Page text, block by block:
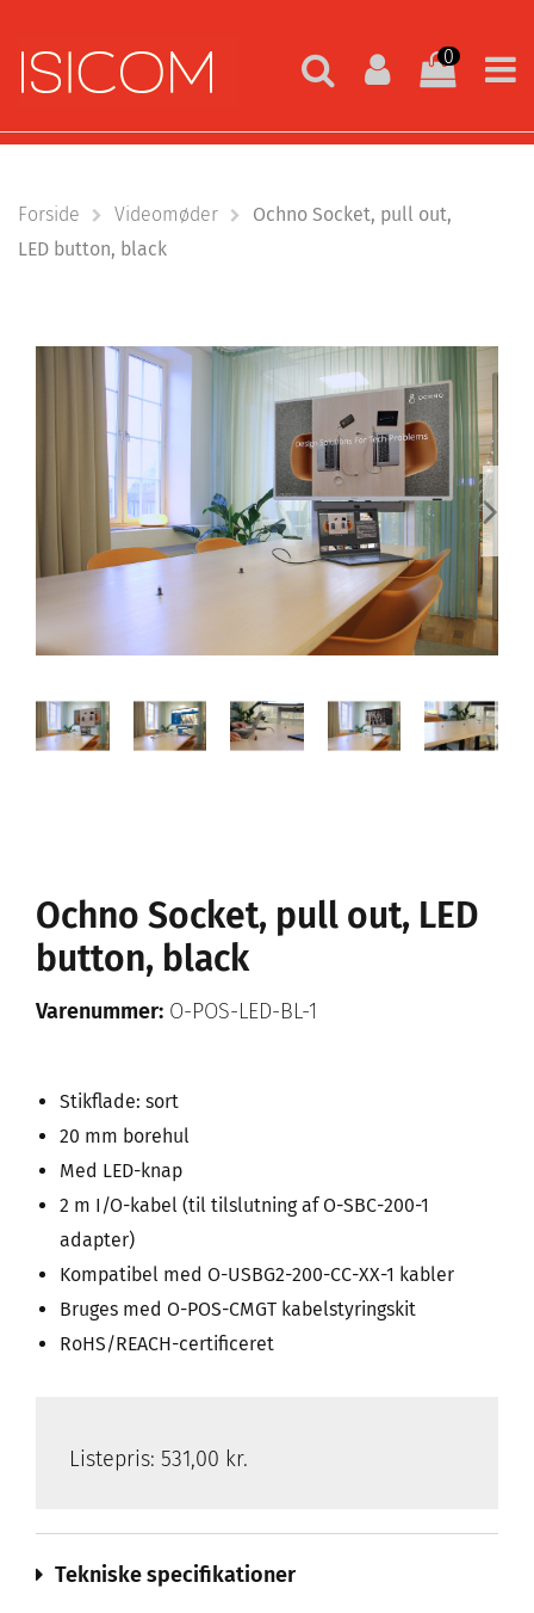
0
Forside Videomøder
Ochno Socket, pull out,
LED button, black
Ochno Socket, pull out, LED
button, black
Varenummer: O-POS-LED-BL-1
Stikflade: sort
20 mm borehul
Med LED-knap
2 m I/O-kabel (til tilslutning af O-SBC-200-1
adapter)
Kompatibel med O-USBG2-200-CC-XX-1 kabler
Bruges med O-POS-CMGT kabelstyringskit
RoHS/REACH-certificeret
Listepris: 531,00 kr.
Tekniske specifikationer